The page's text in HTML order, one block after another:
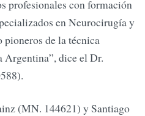
profesionales con formación
en Neurocirugía y
de la técnica
Argentina”, dice el Dr.
(MN. 144621) y Santiago